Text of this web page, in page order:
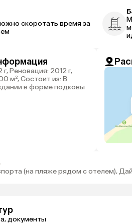
скоротать время за
Реновация: 2012 г,
м², Состоит из: В
в форме подковы
(на пляже рядом с отелем),
документы